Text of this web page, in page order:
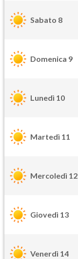
Sabato 8
Domenica 9
Lunedì 10
Martedì 11
Mercoledì 12
Giovedì 13
Venerdì 14